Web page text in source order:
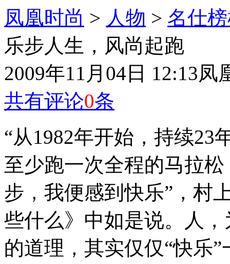
凤凰时尚 > 人物 > 名仕
乐步人生，风尚起跑
2009年11月04日 12:13凤
共有评论0条
“从1982年开始，持续23
至少跑一次全程的马拉
步，我便感到快乐”，村
些什么》中如是说。人
的道理，其实仅仅“快乐